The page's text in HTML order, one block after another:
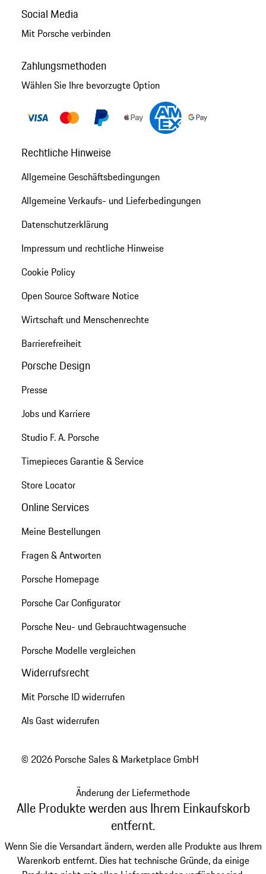
Social Media
Mit Porsche verbinden
Zahlungsmethoden
Wählen Sie Ihre bevorzugte Option
Rechtliche Hinweise
Allgemeine Geschäftsbedingungen
Allgemeine Verkaufs- und Lieferbedingungen
Datenschutzerklärung
Impressum und rechtliche Hinweise
Cookie Policy
Open Source Software Notice
Wirtschaft und Menschenrechte
Barrierefreiheit
Porsche Design
Presse
Jobs und Karriere
Studio F. A. Porsche
Timepieces Garantie & Service
Store Locator
Online Services
Meine Bestellungen
Fragen & Antworten
Porsche Homepage
Porsche Car Configurator
Porsche Neu- und Gebrauchtwagensuche
Porsche Modelle vergleichen
Widerrufsrecht
Mit Porsche ID widerrufen
Als Gast widerrufen
© 2026 Porsche Sales & Marketplace GmbH
Änderung der Liefermethode
Alle Produkte werden aus Ihrem Einkaufskorb
entfernt.
Wenn Sie die Versandart ändern, werden alle Produkte aus Ihrem
Warenkorb entfernt. Dies hat technische Gründe, da einige